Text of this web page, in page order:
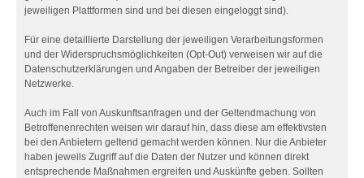
jeweiligen Plattformen sind und bei diesen eingeloggt sind).
Für eine detaillierte Darstellung der jeweiligen Verarbeitungsformen
und der Widerspruchsmöglichkeiten (Opt-Out) verweisen wir auf die
Datenschutzerklärungen und Angaben der Betreiber der jeweiligen
Netzwerke.
Auch im Fall von Auskunftsanfragen und der Geltendmachung von
Betroffenenrechten weisen wir darauf hin, dass diese am effektivsten
bei den Anbietern geltend gemacht werden können. Nur die Anbieter
haben jeweils Zugriff auf die Daten der Nutzer und können direkt
entsprechende Maßnahmen ergreifen und Auskünfte geben. Sollten